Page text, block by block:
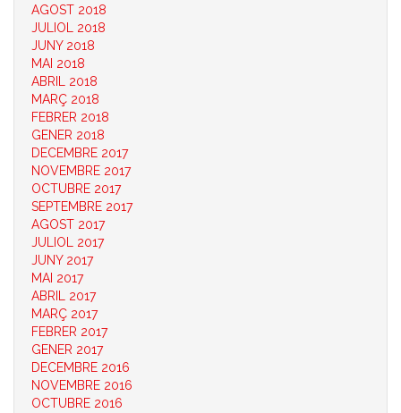
AGOST 2018
JULIOL 2018
JUNY 2018
MAI 2018
ABRIL 2018
MARÇ 2018
FEBRER 2018
GENER 2018
DECEMBRE 2017
NOVEMBRE 2017
OCTUBRE 2017
SEPTEMBRE 2017
AGOST 2017
JULIOL 2017
JUNY 2017
MAI 2017
ABRIL 2017
MARÇ 2017
FEBRER 2017
GENER 2017
DECEMBRE 2016
NOVEMBRE 2016
OCTUBRE 2016